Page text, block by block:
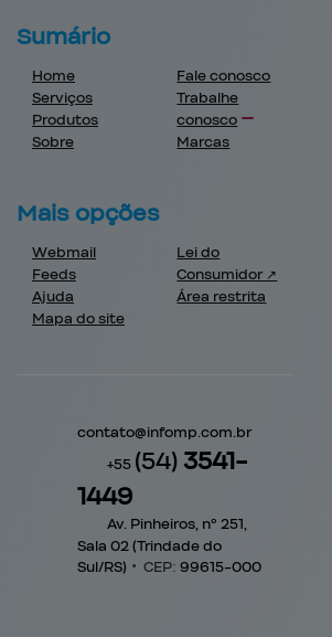
Sumário
Home
Serviços
Produtos
Sobre
Fale conosco
Trabalhe
conosco
Marcas
Mais opções
Webmail
Feeds
Ajuda
Mapa do site
Lei do
Consumidor ↗
Área restrita
contato@infomp.com.br
+55 (54)3541-
1449
Av. Pinheiros, nº 251,
Sala 02 (Trindade do
Sul/RS) • CEP: 99615-000